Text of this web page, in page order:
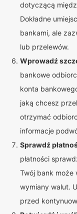
dotyczącą
Dokładne
bankami, ale
lub przelewów.
Wprowadź
bankowe
konta
jaką chcesz
otrzymać
informacje
Sprawdź
płatności
Twój bank może
wymiany walut.
przed